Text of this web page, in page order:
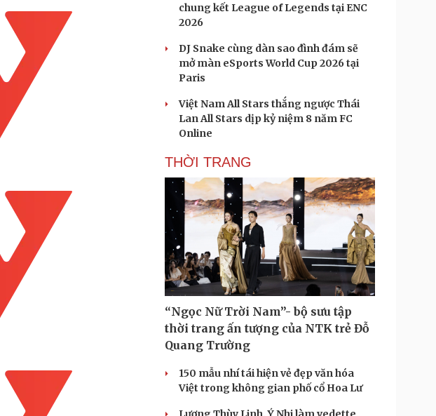
chung kết League of Legends tại ENC
2026
DJ Snake cùng dàn sao đình đám sẽ
mở màn eSports World Cup 2026 tại
Paris
Việt Nam All Stars thắng ngược Thái
Lan All Stars dịp kỷ niệm 8 năm FC
Online
THỜI TRANG
“Ngọc Nữ Trời Nam”- bộ sưu tập
thời trang ấn tượng của NTK trẻ Đỗ
Quang Trường
150 mẫu nhí tái hiện vẻ đẹp văn hóa
Việt trong không gian phố cổ Hoa Lư